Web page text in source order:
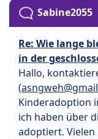
Sabine2055
Re: Wie lange
in der
Hallo,
(
Kinderadoption
ich haben über
adoptiert. Vielen